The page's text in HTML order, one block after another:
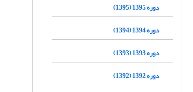
دوره 1395 (1395)
دوره 1394 (1394)
دوره 1393 (1393)
دوره 1392 (1392)